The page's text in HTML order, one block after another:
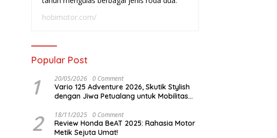
hobimotor.com/
Popular Post
1 20/05/2026 0 Comment
Vario 125 Adventure 2026, Skutik Stylish
dengan Jiwa Petualang untuk Mobilitas
2 18/11/2025 0 Comment
Review Honda BeAT 2025: Rahasia Motor
Metik Sejuta Umat!